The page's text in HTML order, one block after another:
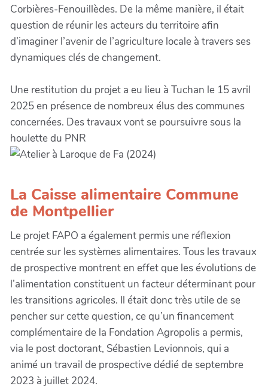
Corbières-Fenouillèdes. De la même manière, il était
question de réunir les acteurs du territoire afin
d’imaginer l’avenir de l’agriculture locale à travers ses
dynamiques clés de changement.
Une restitution du projet a eu lieu à Tuchan le 15 avril
2025 en présence de nombreux élus des communes
concernées. Des travaux vont se poursuivre sous la
houlette du PNR
La Caisse alimentaire Commune
de Montpellier
Le projet FAPO a également permis une réflexion
centrée sur les systèmes alimentaires. Tous les travaux
de prospective montrent en effet que les évolutions de
l’alimentation constituent un facteur déterminant pour
les transitions agricoles. Il était donc très utile de se
pencher sur cette question, ce qu’un financement
complémentaire de la Fondation Agropolis a permis,
via le post doctorant, Sébastien Levionnois, qui a
animé un travail de prospective dédié de septembre
2023 à juillet 2024.